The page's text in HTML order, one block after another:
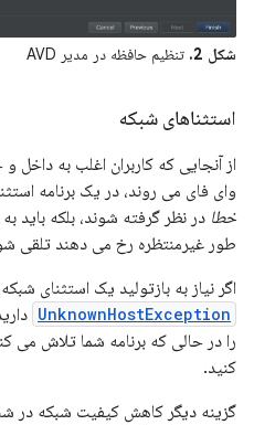
شکل 2. تنظیم حافظه در مدیر AVD
استثناهای شبکه
از آنجایی که کاربران اغلب به
وای فای می روند، در یک برنامه
خطا در نظر گرفته شوند، بلکه باید
طور غیرمنتظره رخ می دهند تلقی
اگر نیاز به بازتولید یک استثنای
UnknownHostException
را در حالی که برنامه شما تلاش می
کنید.
گزینه دیگر کاهش کیفیت شبکه در